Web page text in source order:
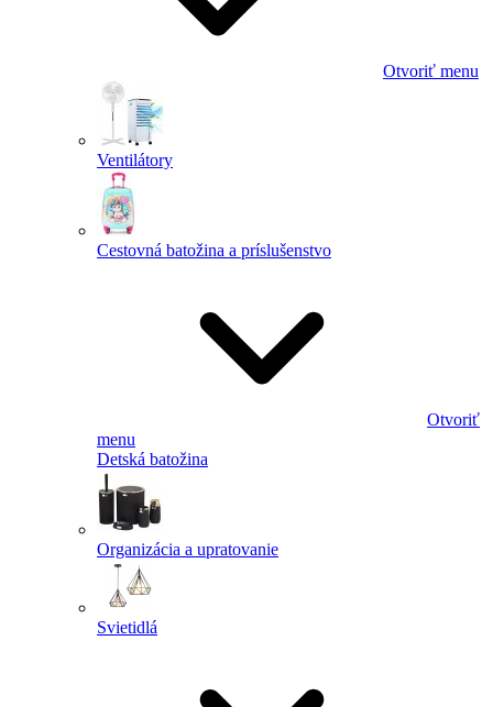
Otvoriť menu
Ventilátory
Cestovná batožina a príslušenstvo
Otvoriť
menu
Detská batožina
Organizácia a upratovanie
Svietidlá